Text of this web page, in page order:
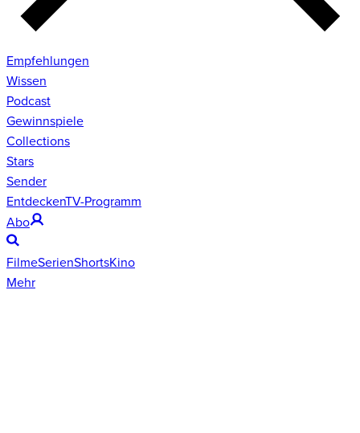
Empfehlungen
Wissen
Podcast
Gewinnspiele
Collections
Stars
Sender
EntdeckenTV-Programm
Abo
FilmeSerienShortsKino
Mehr